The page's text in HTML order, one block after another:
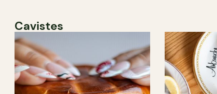
Cavistes